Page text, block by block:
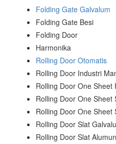
Folding Gate Galvalum
Folding Gate Besi
Folding Door
Harmonika
Rolling Door Otomatis
Rolling Door Industri
Rolling Door One Sheet
Rolling Door One Sheet
Rolling Door One Sheet
Rolling Door Slat
Rolling Door Slat